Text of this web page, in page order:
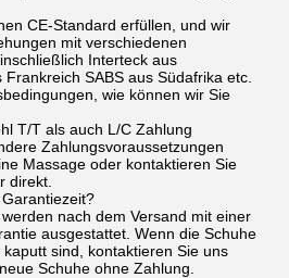
CE-Standard erfüllen, und wir
mit verschiedenen
Interteck aus
SABS aus Südafrika etc.
wie können wir Sie
T/T als auch L/C Zahlung
Zahlungsvoraussetzungen
Massage oder kontaktieren Sie
direkt.
nach dem Versand mit einer
ausgestattet. Wenn die Schuhe
sind, kontaktieren Sie uns
Schuhe ohne Zahlung.